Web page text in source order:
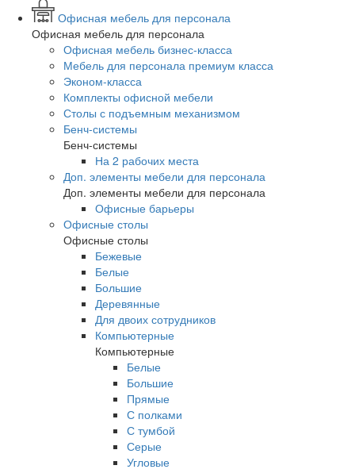
Офисная мебель для персонала
Офисная мебель для персонала
Офисная мебель бизнес-класса
Мебель для персонала премиум класса
Эконом-класса
Комплекты офисной мебели
Столы с подъемным механизмом
Бенч-системы
Бенч-системы
На 2 рабочих места
Доп. элементы мебели для персонала
Доп. элементы мебели для персонала
Офисные барьеры
Офисные столы
Офисные столы
Бежевые
Белые
Большие
Деревянные
Для двоих сотрудников
Компьютерные
Компьютерные
Белые
Большие
Прямые
С полками
С тумбой
Серые
Угловые